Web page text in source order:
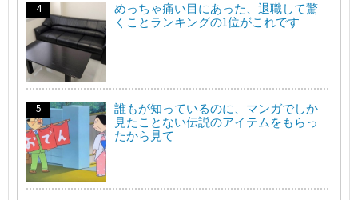
めっちゃ痛い目にあった、退職して驚
くことランキングの1位がこれです
誰もが知っているのに、マンガでしか
見たことない伝説のアイテムをもらっ
たから見て